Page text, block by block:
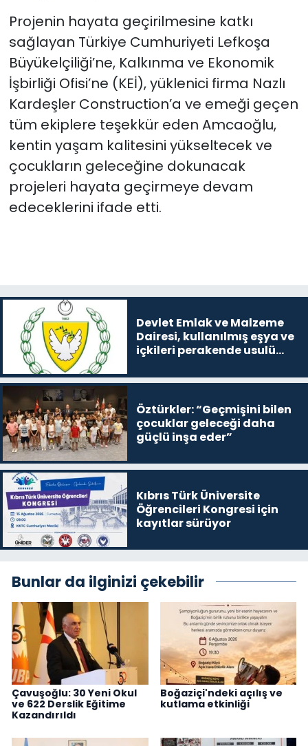
Projenin hayata geçirilmesine katkı
sağlayan Türkiye Cumhuriyeti Lefkoşa
Büyükelçiliği’ne, Kalkınma ve Ekonomik
İşbirliği Ofisi’ne (KEİ), yüklenici firma Nazlı
Kardeşler Construction’a ve emeği geçen
tüm ekiplere teşekkür eden Amcaoğlu,
kentin yaşam kalitesini yükseltecek ve
çocukların geleceğine dokunacak
projeleri hayata geçirmeye devam
edeceklerini ifade etti.
Devlet Emlak ve Malzeme
Dairesi, kullanılmış eşya ve
içkileri perakende usulü
Öztürkler: “Geçmişini bilen
çocuklar geleceği daha
güçlü inşa eder”
Kıbrıs Türk Üniversite
Öğrencileri Kongresi için
kayıtlar sürüyor
Bunlar da ilginizi çekebilir
Çavuşoğlu: 30 Yeni Okul
ve 622 Derslik Eğitime
Kazandırıldı
Boğaziçi'ndeki açılış ve
kutlama etkinliği